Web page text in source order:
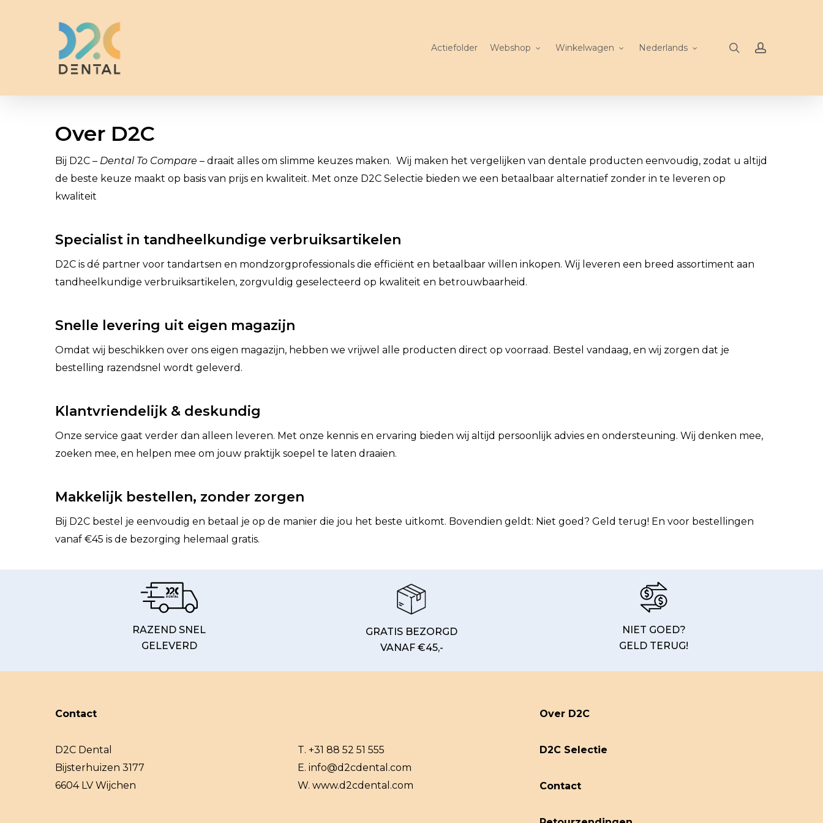
Actiefolder Webshop Winkelwagen Nederlands searchaccount
Over D2C
Bij D2C – Dental To Compare – draait alles om slimme keuzes maken. Wij maken het vergelijken van dentale producten eenvoudig, zodat u altijd
de beste keuze maakt op basis van prijs en kwaliteit. Met onze D2C Selectie bieden we een betaalbaar alternatief zonder in te leveren op
kwaliteit
Specialist in tandheelkundige verbruiksartikelen
D2C is dé partner voor tandartsen en mondzorgprofessionals die efficiënt en betaalbaar willen inkopen. Wij leveren een breed assortiment aan
tandheelkundige verbruiksartikelen, zorgvuldig geselecteerd op kwaliteit en betrouwbaarheid.
Snelle levering uit eigen magazijn
Omdat wij beschikken over ons eigen magazijn, hebben we vrijwel alle producten direct op voorraad. Bestel vandaag, en wij zorgen dat je
bestelling razendsnel wordt geleverd.
Klantvriendelijk & deskundig
Onze service gaat verder dan alleen leveren. Met onze kennis en ervaring bieden wij altijd persoonlijk advies en ondersteuning. Wij denken mee,
zoeken mee, en helpen mee om jouw praktijk soepel te laten draaien.
Makkelijk bestellen, zonder zorgen
Bij D2C bestel je eenvoudig en betaal je op de manier die jou het beste uitkomt. Bovendien geldt: Niet goed? Geld terug! En voor bestellingen
vanaf €45 is de bezorging helemaal gratis.
RAZEND SNEL
GELEVERD
GRATIS BEZORGD
VANAF €45,-
NIET GOED?
GELD TERUG!
Contact
D2C Dental
Bijsterhuizen 3177
6604 LV Wijchen
T. +31 88 52 51 555
E. info@d2cdental.com
W. www.d2cdental.com
Over D2C
D2C Selectie
Contact